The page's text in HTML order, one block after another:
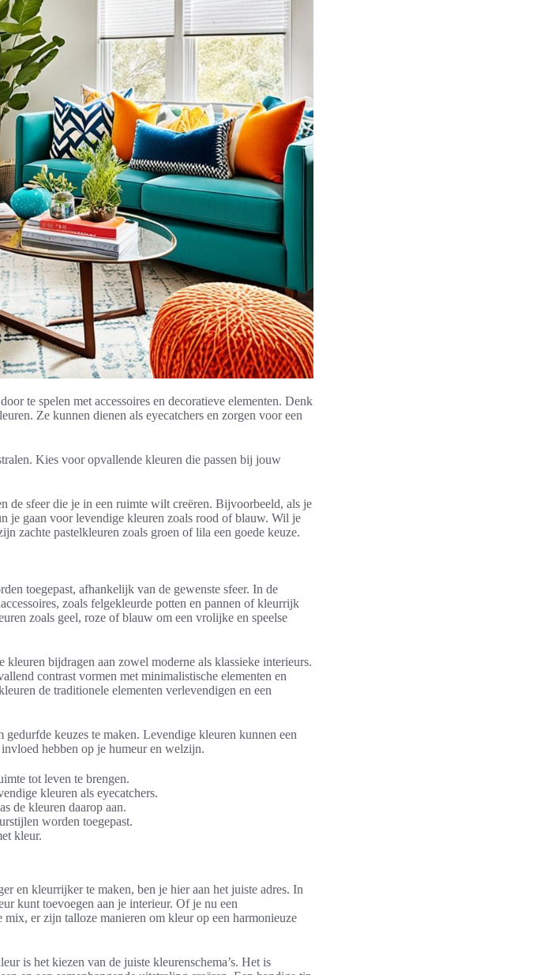
te spelen met accessoires en decoratieve elementen. Denk
Ze kunnen dienen als eyecatchers en zorgen voor een
Kies voor opvallende kleuren die passen bij jouw
de sfeer die je in een ruimte wilt creëren. Bijvoorbeeld, als je
je gaan voor levendige kleuren zoals rood of blauw. Wil je
zachte pastelkleuren zoals groen of lila een goede keuze.
toegepast, afhankelijk van de gewenste sfeer. In de
zoals felgekleurde potten en pannen of kleurrijk
zoals geel, roze of blauw om een vrolijke en speelse
bijdragen aan zowel moderne als klassieke interieurs.
contrast vormen met minimalistische elementen en
de traditionele elementen verlevendigen en een
gedurfde keuzes te maken. Levendige kleuren kunnen een
hebben op je humeur en welzijn.
tot leven te brengen.
kleuren als eyecatchers.
de kleuren daarop aan.
worden toegepast.
kleur.
en kleurrijker te maken, ben je hier aan het juiste adres. In
kunt toevoegen aan je interieur. Of je nu een
er zijn talloze manieren om kleur op een harmonieuze
is het kiezen van de juiste kleurenschema’s. Het is